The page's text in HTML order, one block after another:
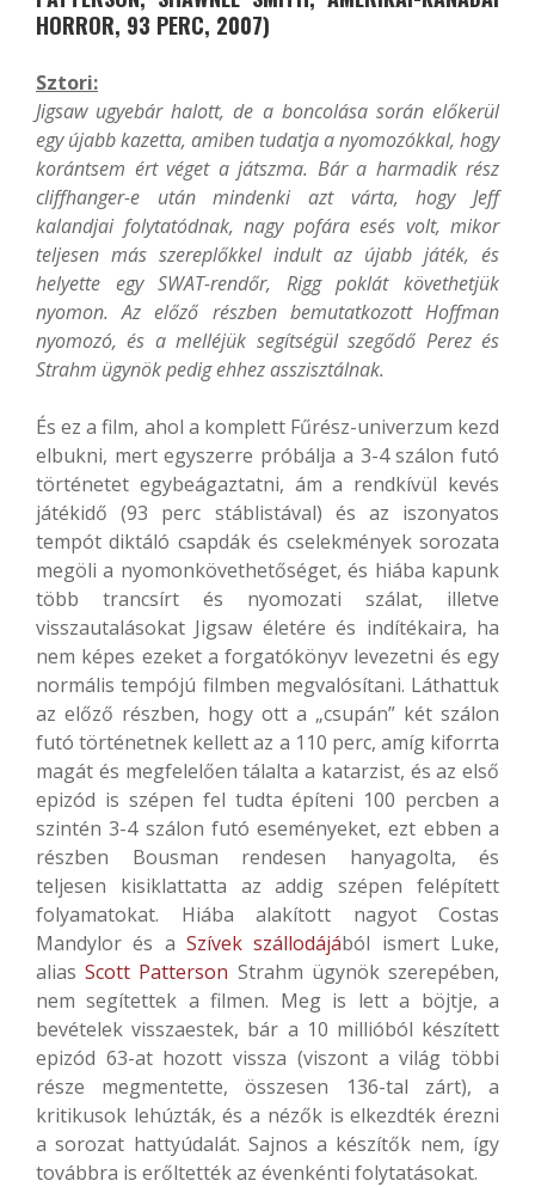
HORROR, 93 PERC, 2007)
Sztori:
Jigsaw ugyebár halott, de a boncolása során előkerül
egy újabb kazetta, amiben tudatja a nyomozókkal, hogy
korántsem ért véget a játszma. Bár a harmadik rész
cliffhanger-e után mindenki azt várta, hogy Jeff
kalandjai folytatódnak, nagy pofára esés volt, mikor
teljesen más szereplőkkel indult az újabb játék, és
helyette egy SWAT-rendőr, Rigg poklát követhetjük
nyomon. Az előző részben bemutatkozott Hoffman
nyomozó, és a melléjük segítségül szegődő Perez és
Strahm ügynök pedig ehhez asszisztálnak.
És ez a film, ahol a komplett Fűrész-univerzum kezd
elbukni, mert egyszerre próbálja a 3-4 szálon futó
történetet egybeágaztatni, ám a rendkívül kevés
játékidő (93 perc stáblistával) és az iszonyatos
tempót diktáló csapdák és cselekmények sorozata
megöli a nyomonkövethetőséget, és hiába kapunk
több trancsírt és nyomozati szálat, illetve
visszautalásokat Jigsaw életére és indítékaira, ha
nem képes ezeket a forgatókönyv levezetni és egy
normális tempójú filmben megvalósítani. Láthattuk
az előző részben, hogy ott a „csupán” két szálon
futó történetnek kellett az a 110 perc, amíg kiforrta
magát és megfelelően tálalta a katarzist, és az első
epizód is szépen fel tudta építeni 100 percben a
szintén 3-4 szálon futó eseményeket, ezt ebben a
részben Bousman rendesen hanyagolta, és
teljesen kisiklattatta az addig szépen felépített
folyamatokat. Hiába alakított nagyot Costas
Mandylor és a Szívek szállodájából ismert Luke,
aliasScott Patterson Strahm ügynök szerepében,
nem segítettek a filmen. Meg is lett a böjtje, a
bevételek visszaestek, bár a 10 millióból készített
epizód 63-at hozott vissza (viszont a világ többi
része megmentette, összesen 136-tal zárt), a
kritikusok lehúzták, és a nézők is elkezdték érezni
a sorozat hattyúdalát. Sajnos a készítők nem, így
továbbra is erőltették az évenkénti folytatásokat.